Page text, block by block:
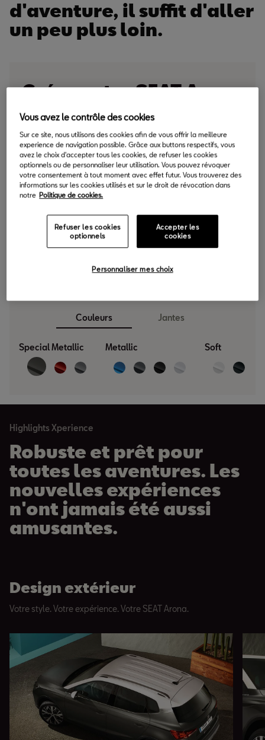
d'aventure, il suffit d'aller
un peu plus loin.
Créez votre SEAT Arona
Xperience
couleurs et de jantes.
Couleurs Jantes
Special Metallic Metallic Soft
Highlights Xperience
Robuste et prêt pour
toutes les aventures. Les
nouvelles expériences
n'ont jamais été aussi
amusantes.
Design extérieur
Votre style. Votre expérience. Votre SEAT Arona.
Vous avez le contrôle des cookies
Sur ce site, nous utilisons des cookies afin de vous offrir la meilleure
experience de navigation possible. Grâce aux buttons respectifs, vous
avez le choix d'accepter tous les cookies, de refuser les cookies
optionnels ou de personnaliser leur utilisation. Vous pouvez révoquer
votre consentement à tout moment avec effet futur. Vous trouverez des
informations sur les cookies utilisés et sur le droit de révocation dans
notre Politique de cookies.
Refuser les cookies
optionnels
Accepter les
cookies
Personnaliser mes choix